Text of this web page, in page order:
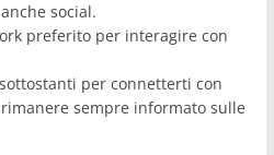
social.
preferito per interagire con
per connetterti con
sempre informato sulle